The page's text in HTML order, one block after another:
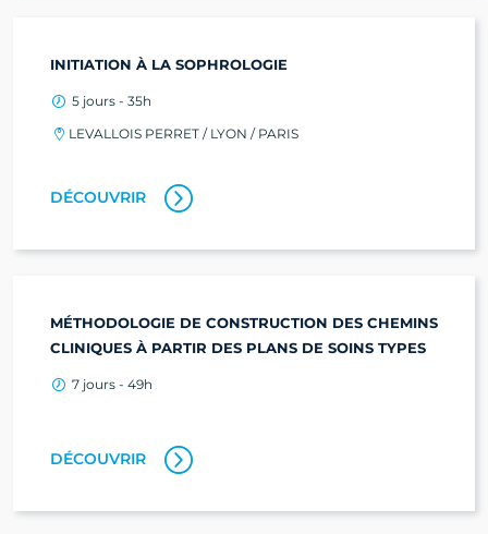
INITIATION À LA SOPHROLOGIE
5 jours - 35h
LEVALLOIS PERRET / LYON / PARIS
DÉCOUVRIR
MÉTHODOLOGIE DE CONSTRUCTION DES CHEMINS
CLINIQUES À PARTIR DES PLANS DE SOINS TYPES
7 jours - 49h
DÉCOUVRIR